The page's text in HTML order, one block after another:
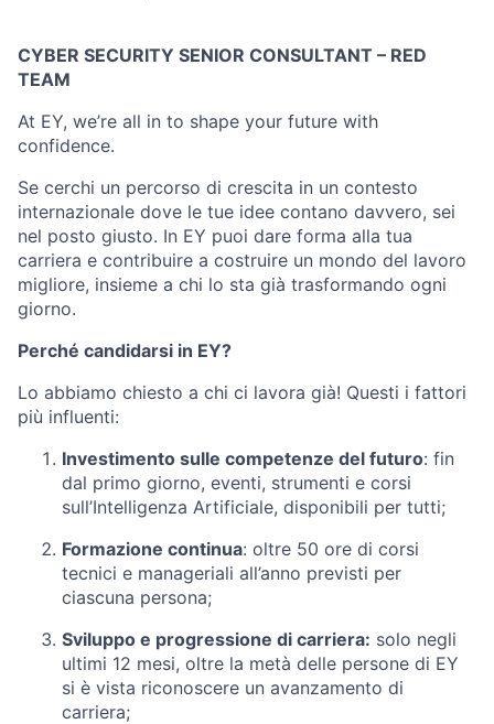
CYBER SECURITY SENIOR CONSULTANT – RED
TEAM
At EY, we’re all in to shape your future with
confidence.
Se cerchi un percorso di crescita in un contesto
internazionale dove le tue idee contano davvero, sei
nel posto giusto. In EY puoi dare forma alla tua
carriera e contribuire a costruire un mondo del lavoro
migliore, insieme a chi lo sta già trasformando ogni
giorno.
Perché candidarsi in EY?
Lo abbiamo chiesto a chi ci lavora già! Questi i fattori
più influenti:
Investimento sulle competenze del futuro: fin
dal primo giorno, eventi, strumenti e corsi
sull’Intelligenza Artificiale, disponibili per tutti;
Formazione continua: oltre 50 ore di corsi
tecnici e manageriali all’anno previsti per
ciascuna persona;
Sviluppo e progressione di carriera: solo negli
ultimi 12 mesi, oltre la metà delle persone di EY
si è vista riconoscere un avanzamento di
carriera;